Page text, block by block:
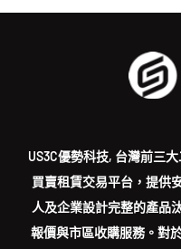
US3C優勢科技, 台灣前三
買賣租賃交易平台，提供
人及企業設計完整的產品
報價與市區收購服務。對